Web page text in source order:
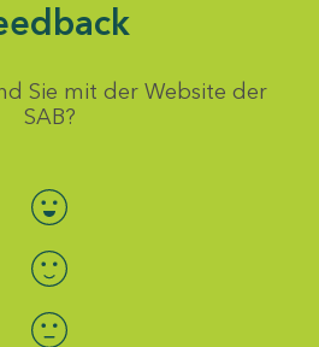
Sie mit der Website der
SAB?
Bewertung auswählen